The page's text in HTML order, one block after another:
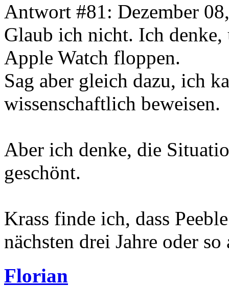
Antwort #81: Dezember
Glaub ich nicht. Ich
Apple Watch floppen.
Sag aber gleich dazu, ich
wissenschaftlich beweisen.
Aber ich denke, die
geschönt.
Krass finde ich, dass
nächsten drei Jahre oder so
Florian